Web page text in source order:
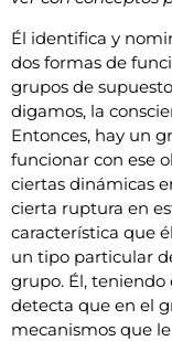
Él identifica y
dos formas de
grupos de
digamos, la
Entonces, hay un
funcionar con ese
ciertas dinámicas
cierta ruptura en
característica que
un tipo particular
grupo. Él,
detecta que en el
mecanismos que